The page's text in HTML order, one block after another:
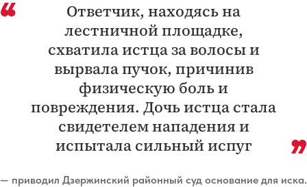
Ответчик, находясь на
лестничной площадке,
схватила истца за волосы и
вырвала пучок, причинив
физическую боль и
повреждения. Дочь истца стала
свидетелем нападения и
испытала сильный испуг
— приводил Дзержинский районный суд основание для иска.